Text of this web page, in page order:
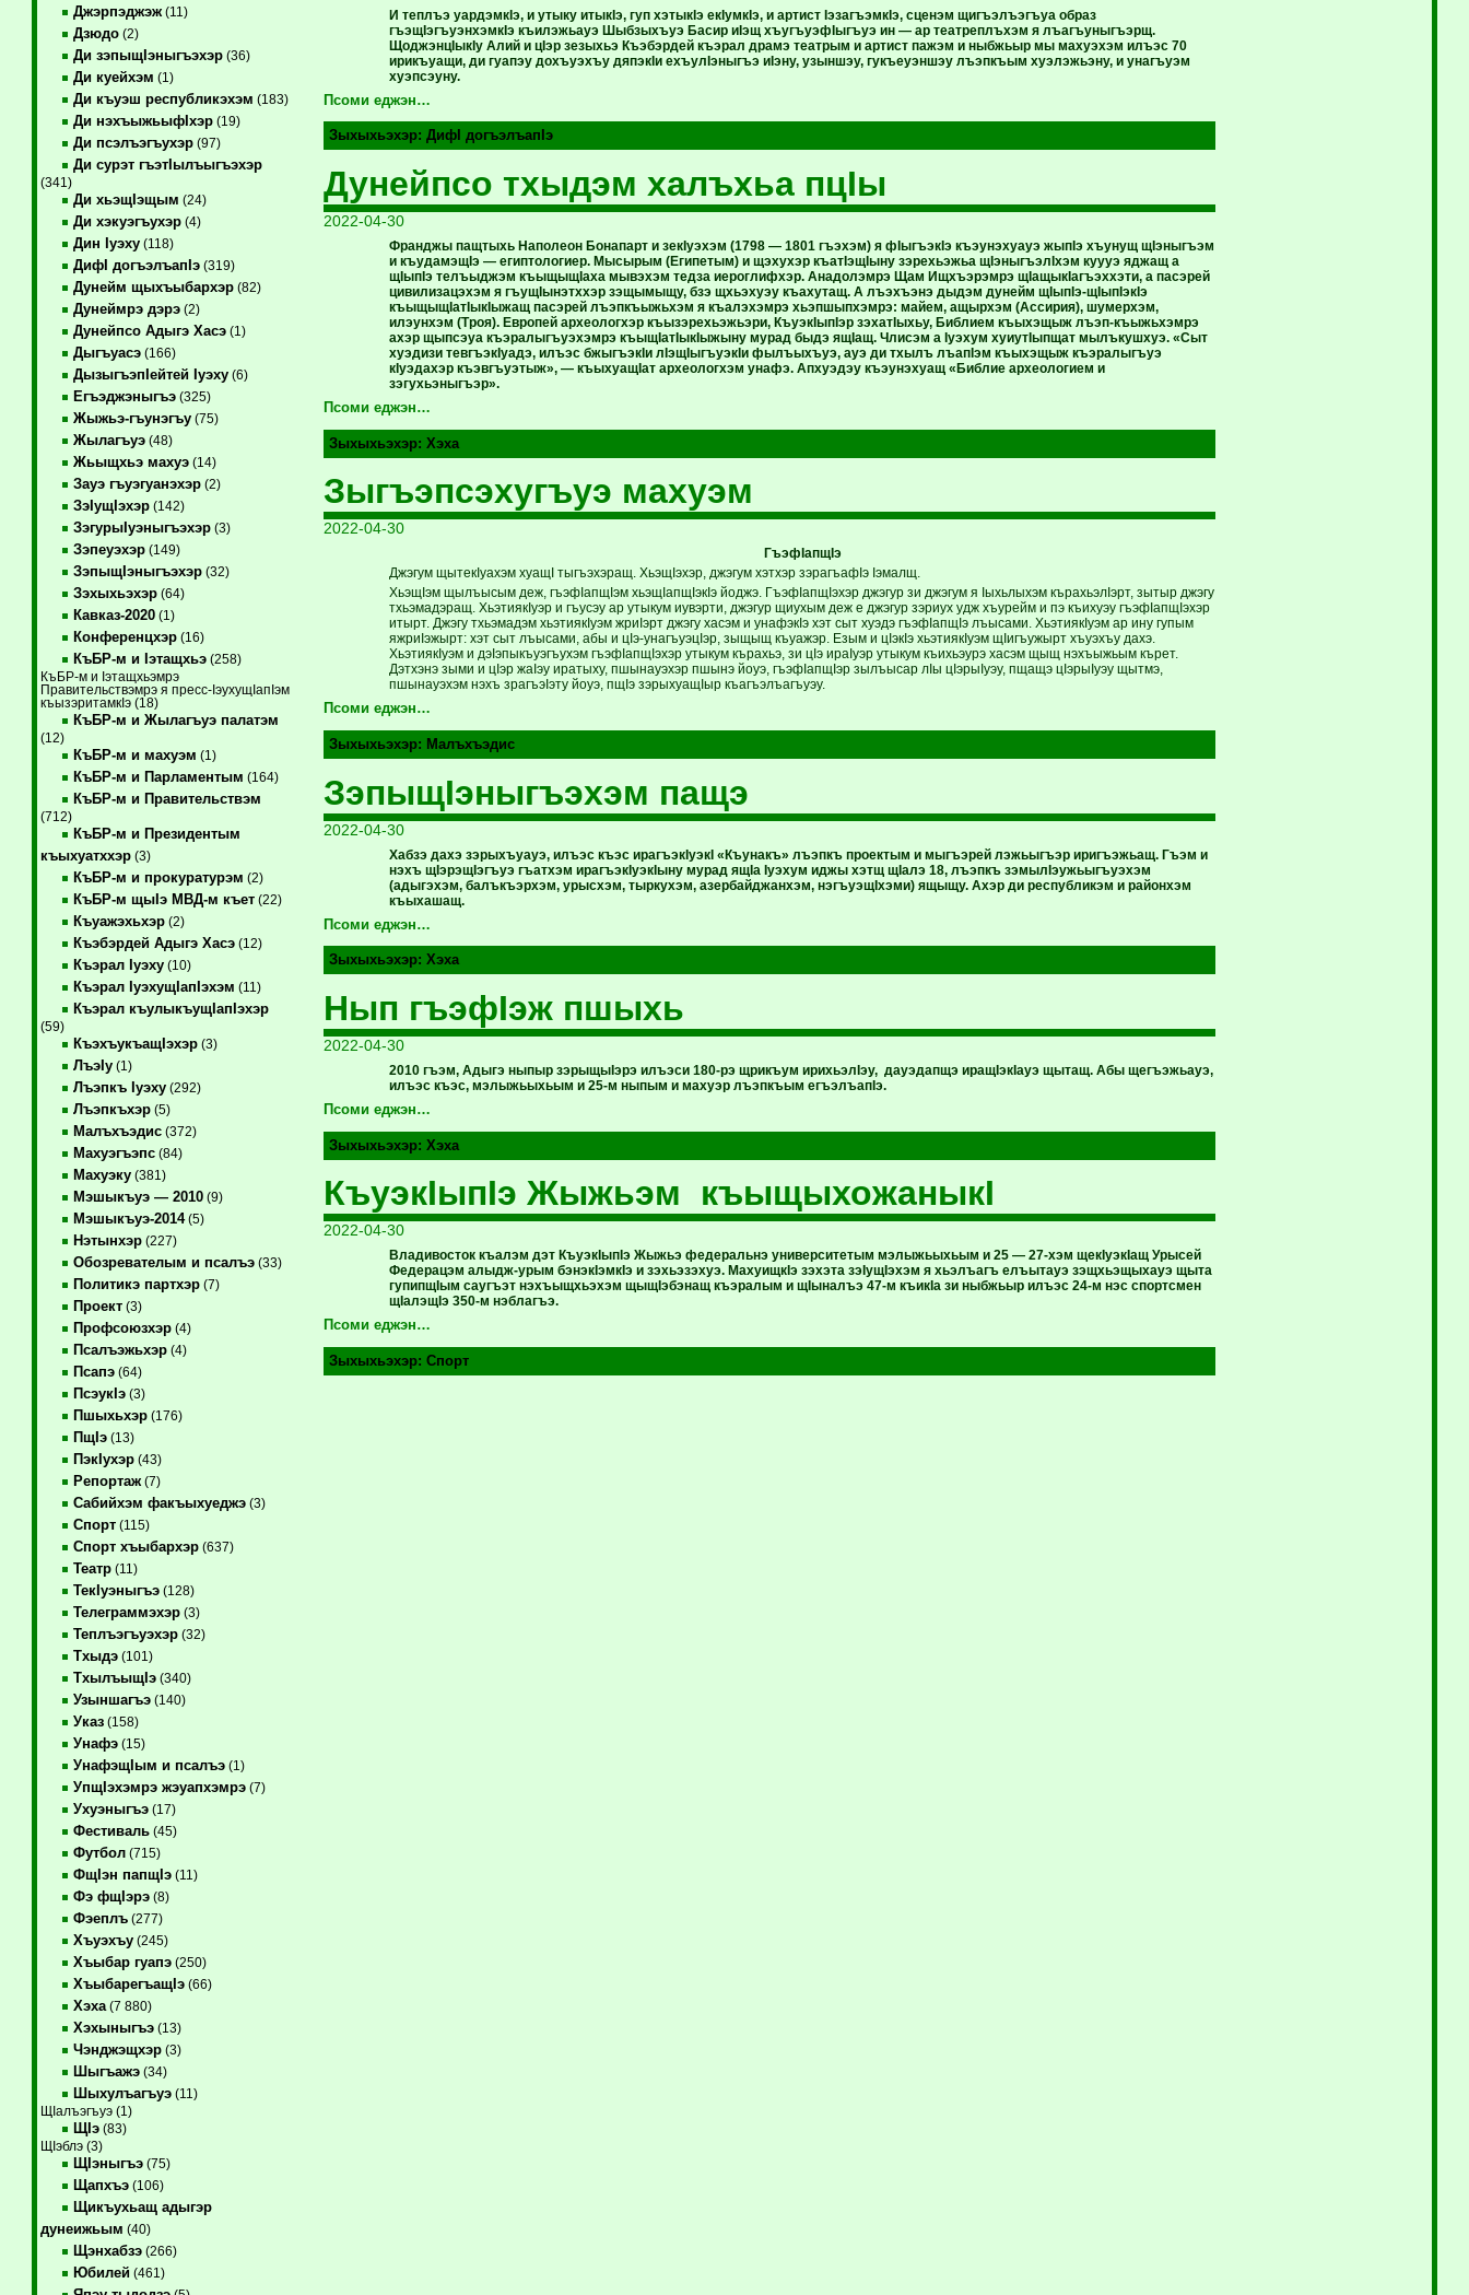
Джэрпэджэж(11)
Дзюдо(2)
Ди зэпыщIэныгъэхэр(36)
Ди куейхэм (1)
Ди къуэш республикэхэм (183)
Ди нэхъыжьыфIхэр(19)
Ди псэлъэгъухэр(97)
Ди сурэт гъэтIылъыгъэхэр
(341)
Ди хьэщIэщым (24)
Ди хэкуэгъухэр(4)
Дин Iуэху(118)
ДифI догъэлъапIэ(319)
Дунейм щыхъыбархэр(82)
Дунеймрэ дэрэ(2)
Дунейпсо Адыгэ Хасэ(1)
Дыгъуасэ(166)
ДызыгъэпIейтей Iуэху(6)
Егъэджэныгъэ(325)
Жыжьэ-гъунэгъу(75)
Жылагъуэ(48)
Жьыщхьэ махуэ(14)
Зауэ гъуэгуанэхэр(2)
ЗэIущIэхэр(142)
ЗэгурыIуэныгъэхэр(3)
Зэпеуэхэр(149)
ЗэпыщIэныгъэхэр(32)
Зэхыхьэхэр(64)
Кавказ-2020(1)
Конференцхэр(16)
КъБР-м и Iэтащхьэ(258)
КъБР-м и Iэтащхьэмрэ
Правительствэмрэ я пресс-IэухущIапIэм
къызэритамкIэ (18)
КъБР-м и Жылагъуэ палатэм
(12)
КъБР-м и махуэм (1)
КъБР-м и Парламентым (164)
КъБР-м и Правительствэм
(712)
КъБР-м и Президентым
къыхуатххэр(3)
КъБР-м и прокуратурэм (2)
КъБР-м щыIэ МВД-м къет(22)
Къуажэхьхэр(2)
Къэбэрдей Адыгэ Хасэ(12)
Къэрал Iуэху(10)
Къэрал IуэхущIапIэхэм (11)
Къэрал къулыкъущIапIэхэр
(59)
КъэхъукъащIэхэр(3)
ЛъэIу(1)
Лъэпкъ Iуэху(292)
Лъэпкъхэр(5)
Малъхъэдис(372)
Махуэгъэпс(84)
Махуэку(381)
Мэшыкъуэ — 2010(9)
Мэшыкъуэ-2014(5)
Нэтынхэр(227)
Обозревателым и псалъэ(33)
Политикэ партхэр(7)
Проект(3)
Профсоюзхэр(4)
Псалъэжьхэр(4)
Псапэ(64)
ПсэукIэ(3)
Пшыхьхэр(176)
ПщIэ(13)
ПэкIухэр(43)
Репортаж(7)
Сабийхэм факъыхуеджэ(3)
Спорт(115)
Спорт хъыбархэр(637)
Театр(11)
ТекIуэныгъэ(128)
Телеграммэхэр(3)
Теплъэгъуэхэр(32)
Тхыдэ(101)
ТхылъыщIэ(340)
Узыншагъэ(140)
Указ(158)
Унафэ(15)
УнафэщIым и псалъэ(1)
УпщIэхэмрэ жэуапхэмрэ(7)
Ухуэныгъэ(17)
Фестиваль(45)
Футбол(715)
ФщIэн папщIэ(11)
Фэ фщIэрэ(8)
Фэеплъ(277)
Хъуэхъу(245)
Хъыбар гуапэ(250)
ХъыбарегъащIэ(66)
Хэха(7 880)
Хэхыныгъэ(13)
Чэнджэщхэр(3)
Шыгъажэ(34)
Шыхулъагъуэ(11)
ЩIалъэгъуэ (1)
ЩIэ(83)
ЩIэблэ (3)
ЩIэныгъэ(75)
Щапхъэ(106)
Щикъухьащ адыгэр
дунеижьым (40)
Щэнхабзэ(266)
Юбилей(461)
И теплъэ уардэмкIэ, и утыку итыкIэ, гуп хэтыкIэ екIумкIэ, и артист IэзагъэмкIэ, сценэм щигъэлъэгъуа образ
гъэщIэгъуэнхэмкIэ къилэжьауэ Шыбзыхъуэ Басир иIэщ хъугъуэфIыгъуэ ин — ар театреплъхэм я лъагъуныгъэрщ.
ЩоджэнцIыкIу Алий и цIэр зезыхьэ Къэбэрдей къэрал драмэ театрым и артист пажэм и ныбжьыр мы махуэхэм илъэс 70
ирикъуащи, ди гуапэу дохъуэхъу дяпэкIи ехъулIэныгъэ иIэну, узыншэу, гукъеуэншэу лъэпкъым хуэлэжьэну, и унагъуэм
хуэпсэуну.
Псоми еджэн…
Зыхыхьэхэр: ДифI догъэлъапIэ
Дунейпсо тхыдэм халъхьа пцIы
2022-04-30
Франджы пащтыхь Наполеон Бонапарт и зекIуэхэм (1798 — 1801 гъэхэм) я фIыгъэкIэ къэунэхуауэ жыпIэ хъунущ щIэныгъэм
и къудамэщIэ — египтологиер. Мысырым (Египетым) и щэхухэр къатIэщIыну зэрехьэжьа щIэныгъэлIхэм куууэ яджащ а
щIыпIэ телъыджэм къыщыщIаха мывэхэм тедза иероглифхэр. Анадолэмрэ Щам Ищхъэрэмрэ щIащыкIагъэххэти, а пасэрей
цивилизацэхэм я гъущIынэтххэр зэщымыщу, бзэ щхьэхуэу къахутащ. А лъэхъэнэ дыдэм дунейм щIыпIэ-щIыпIэкIэ
къыщыщIатIыкIыжащ пасэрей лъэпкъыжьхэм я къалэхэмрэ хьэпшыпхэмрэ: майем, ащырхэм (Ассирия), шумерхэм,
илэунхэм (Троя). Европей археологхэр къызэрехьэжьэри, КъуэкIыпIэр зэхатIыхьу, Библием къыхэщыж лъэп-къыжьхэмрэ
ахэр щыпсэуа къэралыгъуэхэмрэ къыщIатIыкIыжыну мурад быдэ ящIащ. Члисэм а Iуэхум хуиутIыпщат мылъкушхуэ. «Сыт
хуэдизи тевгъэкIуадэ, илъэс бжыгъэкIи лIэщIыгъуэкIи фылъыхъуэ, ауэ ди тхылъ лъапIэм къыхэщыж къэралыгъуэ
кIуэдахэр къэвгъуэтыж», — къыхуащIат археологхэм унафэ. Апхуэдэу къэунэхуащ «Библие археологием и
зэгухьэныгъэр».
Псоми еджэн…
Зыхыхьэхэр: Хэха
Зыгъэпсэхугъуэ махуэм
2022-04-30
ГъэфIапщIэ
Джэгум щытекIуахэм хуащI тыгъэхэращ. ХьэщIэхэр, джэгум хэтхэр зэрагъафIэ Iэмалщ.
ХьэщIэм щылъысым деж, гъэфIапщIэм хьэщIапщIэкIэ йоджэ. ГъэфIапщIэхэр джэгур зи джэгум я Iыхьлыхэм кърахьэлIэрт, зытыр джэгу
тхьэмадэращ. ХьэтиякIуэр и гъусэу ар утыкум иувэрти, джэгур щиухым деж е джэгур зэриух удж хъурейм и пэ къихуэу гъэфIапщIэхэр
итырт. Джэгу тхьэмадэм хьэтиякIуэм жриIэрт джэгу хасэм и унафэкIэ хэт сыт хуэдэ гъэфIапщIэ лъысами. ХьэтиякIуэм ар ину гупым
яжриIэжырт: хэт сыт лъысами, абы и цIэ-унагъуэцIэр, зыщыщ къуажэр. Езым и цIэкIэ хьэтиякIуэм щIигъужырт хъуэхъу дахэ.
ХьэтиякIуэм и дэIэпыкъуэгъухэм гъэфIапщIэхэр утыкум кърахьэ, зи цIэ ираIуэр утыкум къихьэурэ хасэм щыщ нэхъыжьым кърет.
Дэтхэнэ зыми и цIэр жаIэу иратыху, пшынауэхэр пшынэ йоуэ, гъэфIапщIэр зылъысар лIы цIэрыIуэу, пщащэ цIэрыIуэу щытмэ,
пшынауэхэм нэхъ зрагъэIэту йоуэ, пщIэ зэрыхуащIыр къагъэлъагъуэу.
Псоми еджэн…
Зыхыхьэхэр: Малъхъэдис
ЗэпыщIэныгъэхэм пащэ
2022-04-30
Хабзэ дахэ зэрыхъуауэ, илъэс къэс ирагъэкIуэкI «Къунакъ» лъэпкъ проектым и мыгъэрей лэжьыгъэр иригъэжьащ. Гъэм и
нэхъ щIэрэщIэгъуэ гъатхэм ирагъэкIуэкIыну мурад ящIа Iуэхум иджы хэтщ щIалэ 18, лъэпкъ зэмылIэужьыгъуэхэм
(адыгэхэм, балъкъэрхэм, урысхэм, тыркухэм, азербайджанхэм, нэгъуэщIхэми) ящыщу. Ахэр ди республикэм и районхэм
къыхашащ.
Псоми еджэн…
Зыхыхьэхэр: Хэха
Нып гъэфIэж пшыхь
2022-04-30
2010 гъэм, Адыгэ ныпыр зэрыщыIэрэ илъэси 180-рэ щрикъум ирихьэлIэу, дауэдапщэ иращIэкIауэ щытащ. Абы щегъэжьауэ,
илъэс къэс, мэлыжьыхьым и 25-м ныпым и махуэр лъэпкъым егъэлъапIэ.
Псоми еджэн…
Зыхыхьэхэр: Хэха
КъуэкIыпIэ Жыжьэм къыщыхожаныкI
2022-04-30
Владивосток къалэм дэт КъуэкIыпIэ Жыжьэ федеральнэ университетым мэлыжьыхьым и 25 — 27-хэм щекIуэкIащ Урысей
Федерацэм алыдж-урым бэнэкIэмкIэ и зэхьэзэхуэ. МахуищкIэ зэхэта зэIущIэхэм я хьэлъагъ елъытауэ зэщхьэщыхауэ щыта
гупипщIым саугъэт нэхъыщхьэхэм щыщIэбэнащ къэралым и щIыналъэ 47-м къикIа зи ныбжьыр илъэс 24-м нэс спортсмен
щIалэщIэ 350-м нэблагъэ.
Псоми еджэн…
Зыхыхьэхэр: Спорт